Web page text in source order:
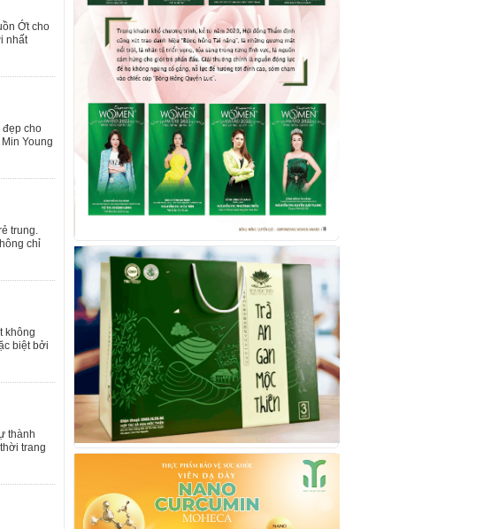
Ớt cho
nhất
đẹp cho
Young
trung.
chỉ
không
biệt bởi
thành
trang